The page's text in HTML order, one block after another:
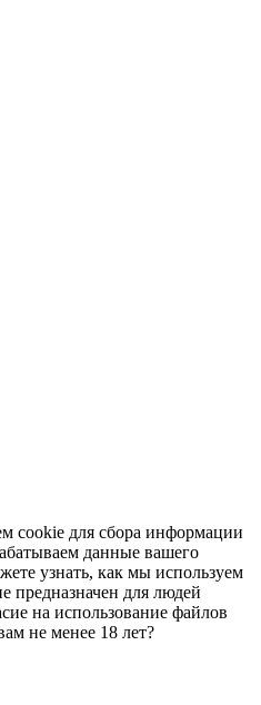
cookie для сбора информации
данные вашего
узнать, как мы используем
предназначен для людей
на использование файлов
не менее 18 лет?